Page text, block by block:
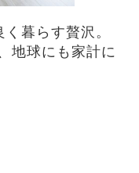
暮らす贅沢。
地球にも家計に